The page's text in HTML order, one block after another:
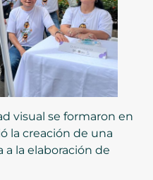
visual se formaron en
la creación de una
la elaboración de